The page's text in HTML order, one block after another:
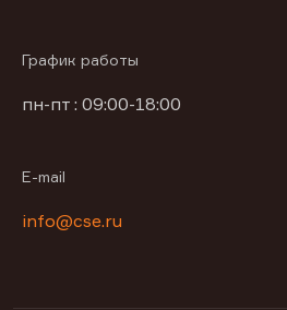
График работы
пн-пт : 09:00-18:00
E-mail
info@cse.ru